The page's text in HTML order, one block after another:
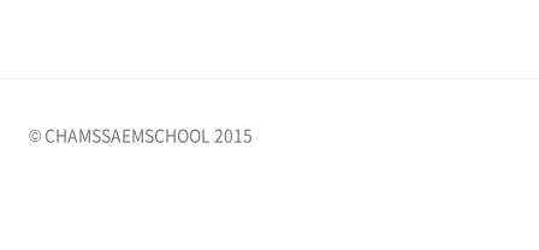
© CHAMSSAEMSCHOOL 2015